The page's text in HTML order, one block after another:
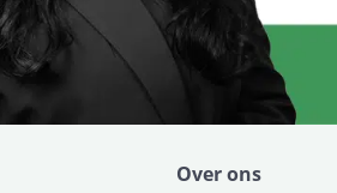
Over ons